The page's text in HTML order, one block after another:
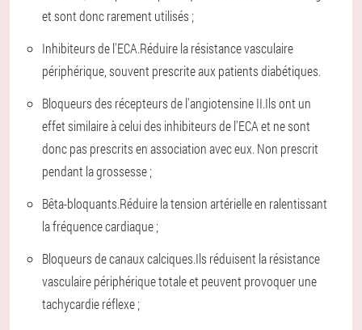
et sont donc rarement utilisés ;
Inhibiteurs de l'ECA.Réduire la résistance vasculaire
périphérique, souvent prescrite aux patients diabétiques.
Bloqueurs des récepteurs de l'angiotensine II.Ils ont un
effet similaire à celui des inhibiteurs de l'ECA et ne sont
donc pas prescrits en association avec eux. Non prescrit
pendant la grossesse ;
Bêta-bloquants.Réduire la tension artérielle en ralentissant
la fréquence cardiaque ;
Bloqueurs de canaux calciques.Ils réduisent la résistance
vasculaire périphérique totale et peuvent provoquer une
tachycardie réflexe ;